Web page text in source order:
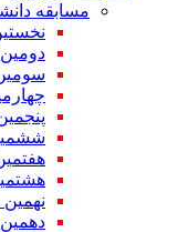
مسابقه
دومین
سومین
نهمین
دهمین